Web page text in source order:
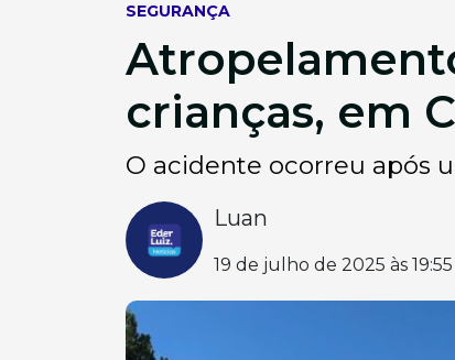
SEGURANÇA
crianças, em
O acidente ocorreu após
Luan
19 de julho de 2025 às 19:55